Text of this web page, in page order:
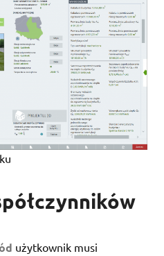
użytkownik musi